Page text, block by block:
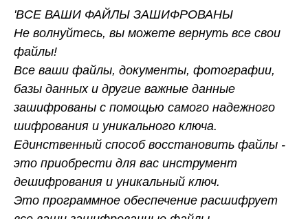
'ВСЕ ВАШИ ФАЙЛЫ ЗАШИФРОВАНЫ
Не волнуйтесь, вы можете вернуть все свои
файлы!
Все ваши файлы, документы, фотографии,
базы данных и другие важные данные
зашифрованы с помощью самого надежного
шифрования и уникального ключа.
Единственный способ восстановить файлы -
это приобрести для вас инструмент
дешифрования и уникальный ключ.
Это программное обеспечение расшифрует